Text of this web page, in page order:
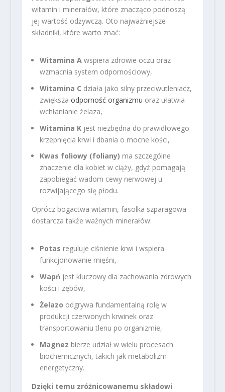
witamin i minerałów, które znacząco podnoszą
jej wartość odżywczą. Oto najważniejsze
składniki, które warto znać:
Witamina Awspiera zdrowie oczu oraz
wzmacnia system odpornościowy,
Witamina C działa jako silny przeciwutleniacz,
zwiększa odporność organizmu oraz ułatwia
wchłanianie żelaza,
Witamina Kjest niezbędna do prawidłowego
krzepnięcia krwi i dbania o mocne kości,
Kwas foliowy (foliany) ma szczególne
znaczenie dla kobiet w ciąży, gdyż pomagają
zapobiegać wadom cewy nerwowej u
rozwijającego się płodu.
Oprócz bogactwa witamin, fasolka szparagowa
dostarcza także ważnych minerałów:
Potas reguluje ciśnienie krwi i wspiera
funkcjonowanie mięśni,
Wapń jest kluczowy dla zachowania zdrowych
kości i zębów,
Żelazo odgrywa fundamentalną rolę w
produkcji czerwonych krwinek oraz
transportowaniu tlenu po organizmie,
Magnez bierze udział w wielu procesach
biochemicznych, takich jak metabolizm
energetyczny.
Dzięki temu zróżnicowanemu składowi